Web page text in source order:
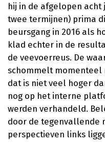
hij in de afgelopen
twee termijnen) prima
beursgang in 2016 als
klad echter in de
de veevoerreus. De
schommelt momenteel
dat is niet veel hoger
nog op het interne
werden verhandeld.
door de tegenvallende
perspectieven links